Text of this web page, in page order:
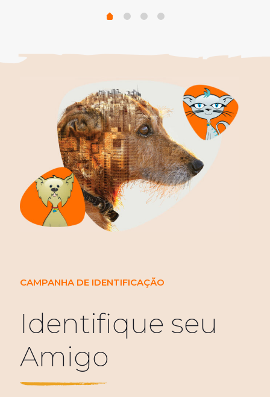
CAMPANHA DE IDENTIFICAÇÃO
Identifique seu
Amigo